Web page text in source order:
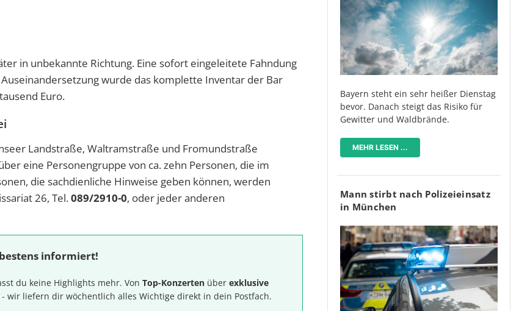
in unbekannte Richtung. Eine sofort eingeleitete Fahndung
wurde das komplette Inventar der Bar
Euro.
Landstraße, Waltramstraße und Fromundstraße
eine Personengruppe von ca. zehn Personen, die im
die sachdienliche Hinweise geben können, werden
26, Tel.089/2910-0, oder jeder anderen
informiert!
du keine Highlights mehr. Von Top-Konzerten über exklusive
- wir liefern dir wöchentlich alles Wichtige direkt in dein Postfach.
Bayern steht ein sehr heißer Dienstag
bevor. Danach steigt das Risiko für
Gewitter und Waldbrände.
MEHR LESEN ...
Mann stirbt nach Polizeieinsatz
in München